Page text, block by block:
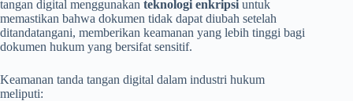
tangan digital menggunakan teknologi enkripsi untuk
memastikan bahwa dokumen tidak dapat diubah setelah
ditandatangani, memberikan keamanan yang lebih tinggi bagi
dokumen hukum yang bersifat sensitif.
Keamanan tanda tangan digital dalam industri hukum
meliputi: